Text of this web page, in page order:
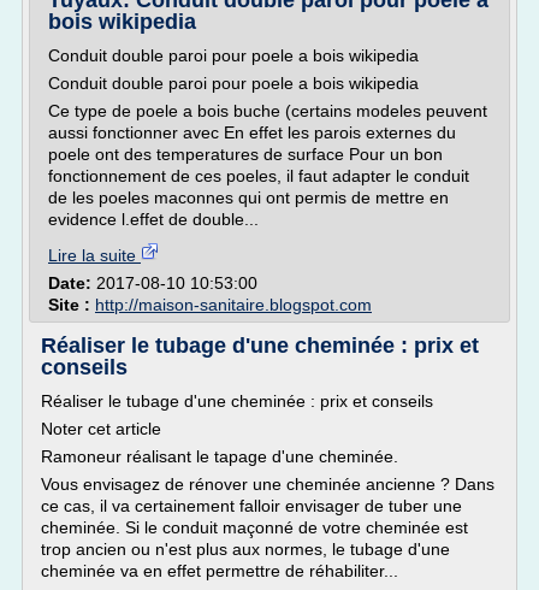
bois wikipedia
Conduit double paroi pour poele a bois wikipedia
Conduit double paroi pour poele a bois wikipedia
Ce type de poele a bois buche (certains modeles peuvent
aussi fonctionner avec En effet les parois externes du
poele ont des temperatures de surface Pour un bon
fonctionnement de ces poeles, il faut adapter le conduit
de les poeles maconnes qui ont permis de mettre en
evidence l.effet de double...
Lire la suite
Date: 2017-08-10 10:53:00
Site : http://maison-sanitaire.blogspot.com
Réaliser le tubage d'une cheminée : prix et
conseils
Réaliser le tubage d'une cheminée : prix et conseils
Noter cet article
Ramoneur réalisant le tapage d'une cheminée.
Vous envisagez de rénover une cheminée ancienne ? Dans
ce cas, il va certainement falloir envisager de tuber une
cheminée. Si le conduit maçonné de votre cheminée est
trop ancien ou n'est plus aux normes, le tubage d'une
cheminée va en effet permettre de réhabiliter...